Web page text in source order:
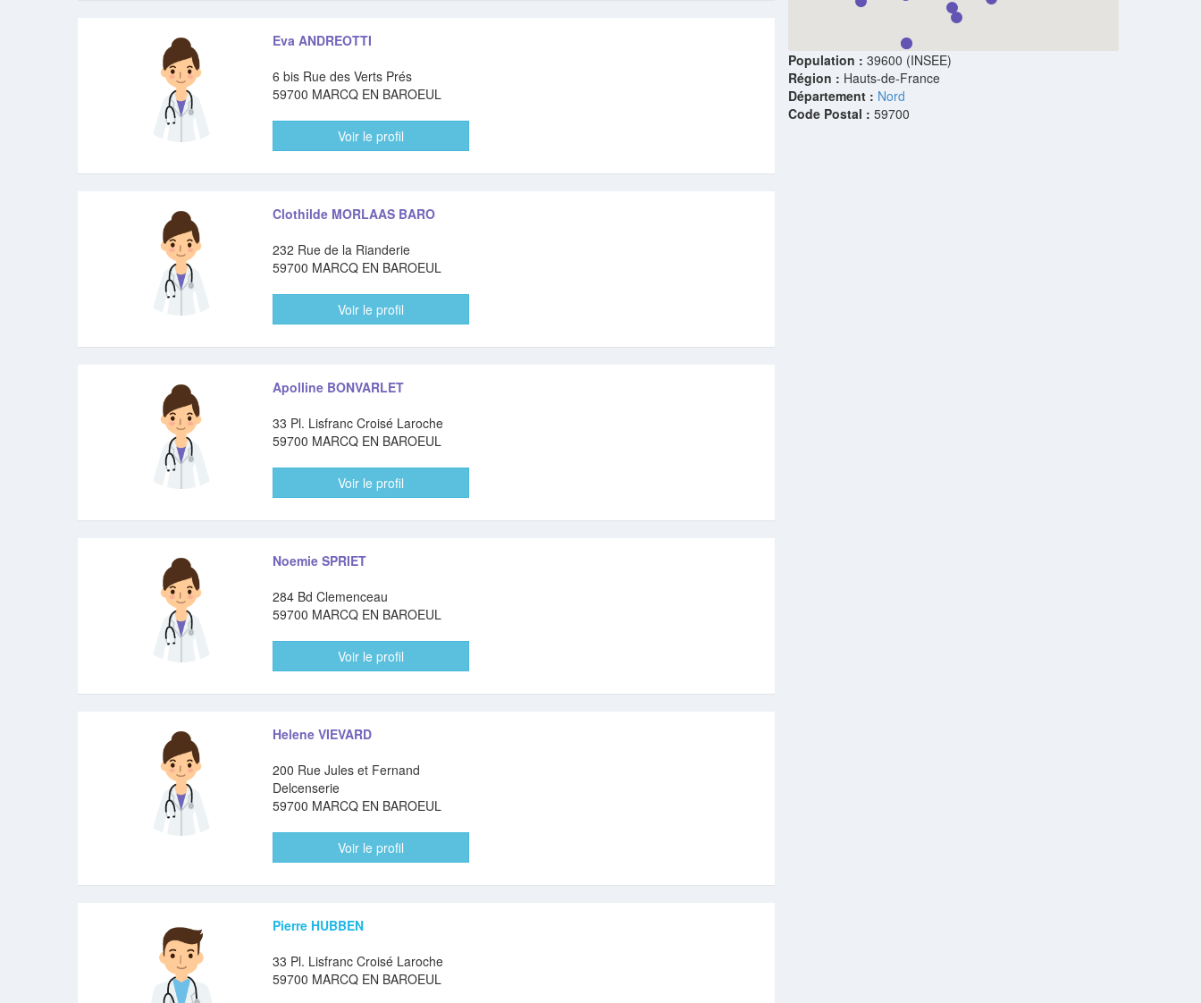
Eva ANDREOTTI
6 bis Rue des Verts Prés
59700 MARCQ EN BAROEUL
Voir le profil
Clothilde MORLAAS BARO
232 Rue de la Rianderie
59700 MARCQ EN BAROEUL
Voir le profil
Apolline BONVARLET
33 Pl. Lisfranc Croisé Laroche
59700 MARCQ EN BAROEUL
Voir le profil
Noemie SPRIET
284 Bd Clemenceau
59700 MARCQ EN BAROEUL
Voir le profil
Helene VIEVARD
200 Rue Jules et Fernand
Delcenserie
59700 MARCQ EN BAROEUL
Voir le profil
Pierre HUBBEN
33 Pl. Lisfranc Croisé Laroche
59700 MARCQ EN BAROEUL
Population : 39600 (INSEE)
Région : Hauts-de-France
Département : Nord
Code Postal : 59700